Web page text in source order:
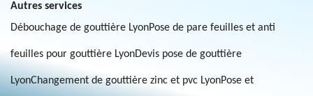
Autres services
Débouchage de gouttière LyonPose de pare feuilles et anti
feuilles pour gouttière LyonDevis pose de gouttière
LyonChangement de gouttière zinc et pvc LyonPose et